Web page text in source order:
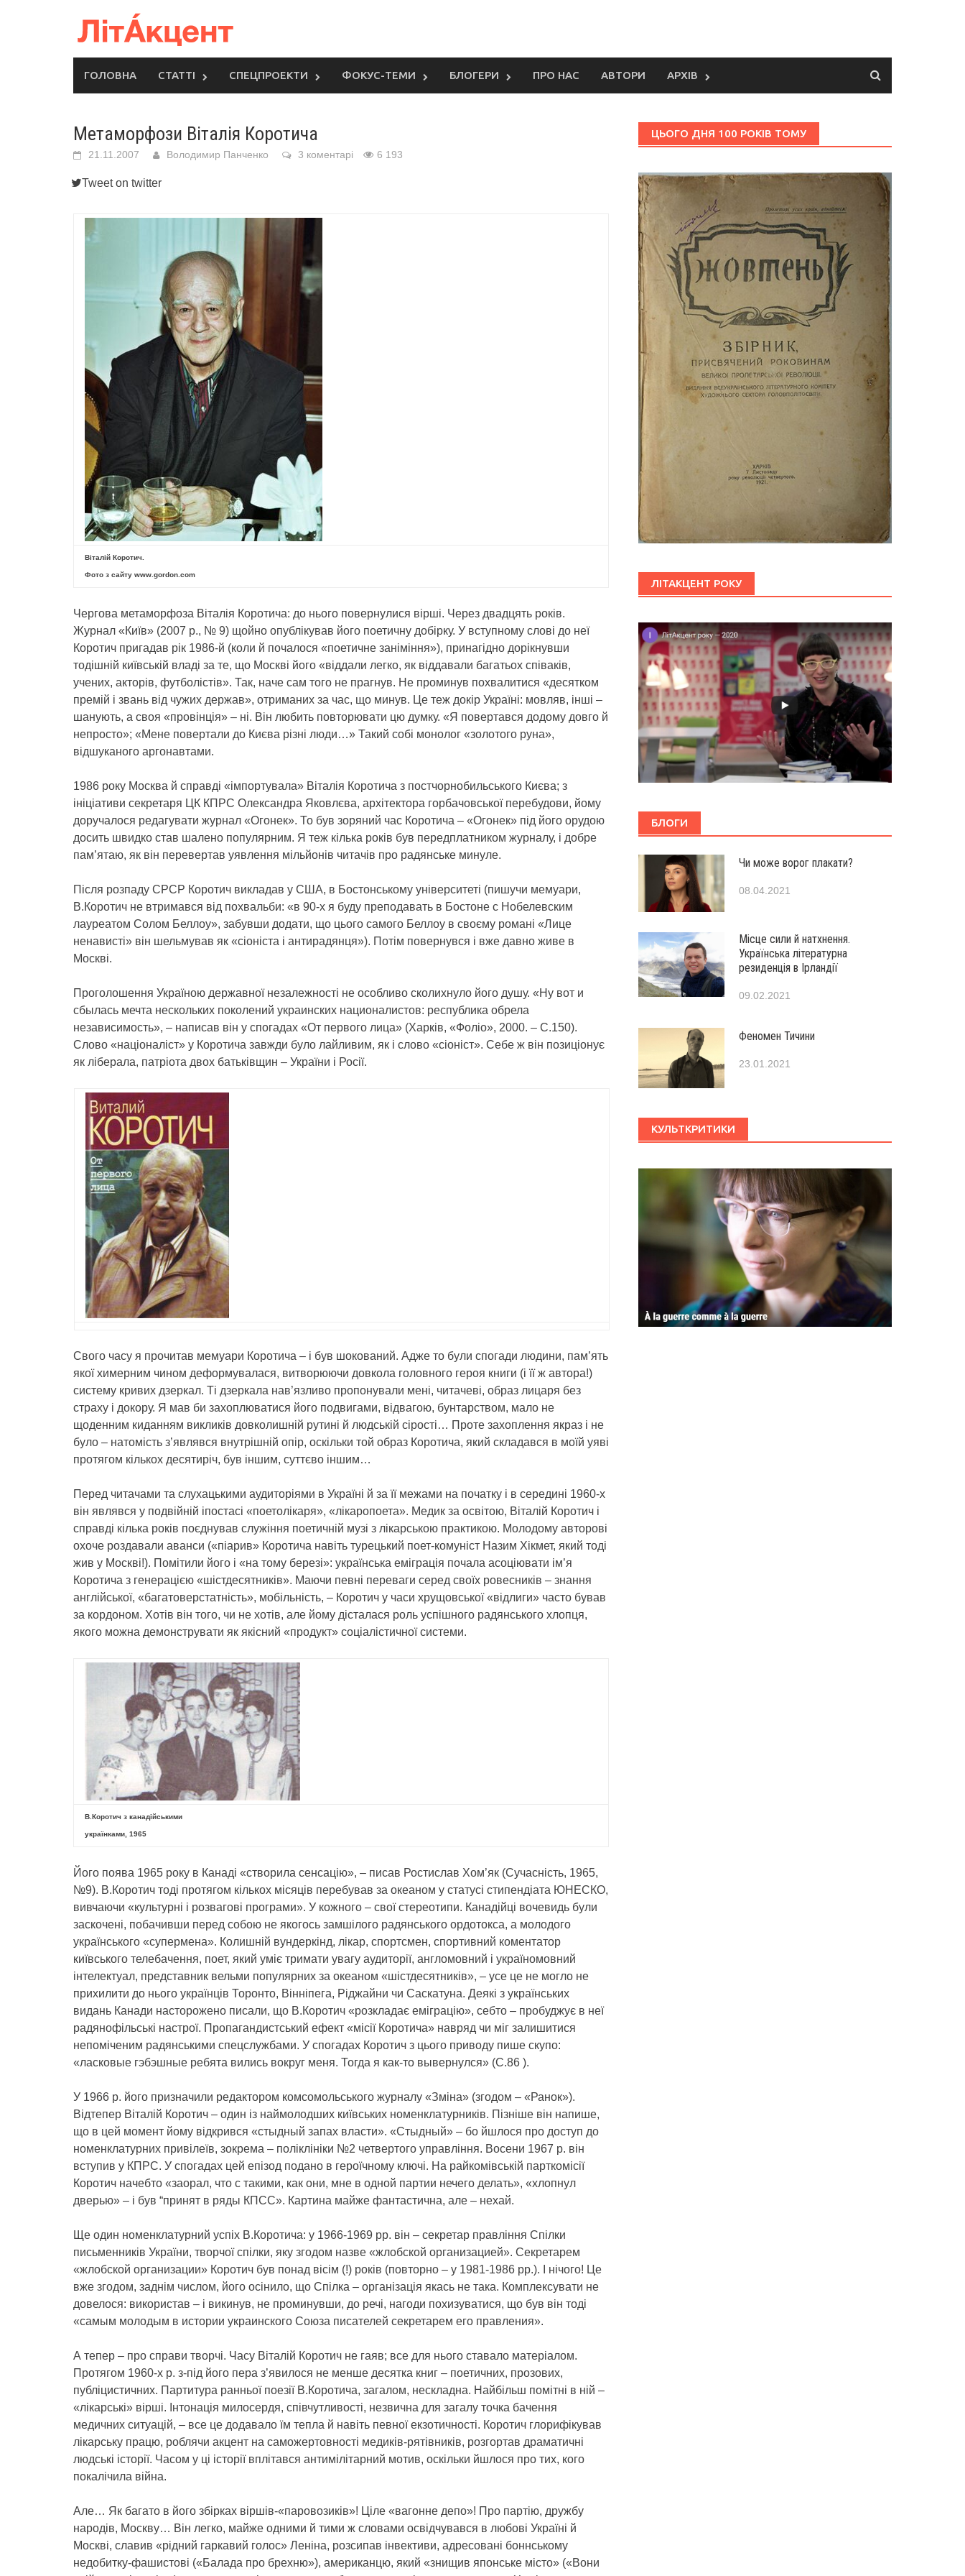
ГОЛОВНА СТАТТІ СПЕЦПРОЕКТИ ФОКУС-ТЕМИ БЛОГЕРИ ПРО НАС АВТОРИ АРХІВ
Метаморфози Віталія Коротича
21.11.2007 Володимир Панченко 3 коментарі 6 193
Tweet on twitter
Віталій Коротич.
Фото з сайту www.gordon.com
Чергова метаморфоза Віталія Коротича: до нього повернулися вірші. Через двадцять років.
Журнал «Київ» (2007 р., № 9) щойно опублікував його поетичну добірку. У вступному слові до неї
Коротич пригадав рік 1986-й (коли й почалося «поетичне заніміння»), принагідно дорікнувши
тодішній київській владі за те, що Москві його «віддали легко, як віддавали багатьох співаків,
учених, акторів, футболістів». Так, наче сам того не прагнув. Не проминув похвалитися «десятком
премій і звань від чужих держав», отриманих за час, що минув. Це теж докір Україні: мовляв, інші –
шанують, а своя «провінція» – ні. Він любить повторювати цю думку. «Я повертався додому довго й
непросто»; «Мене повертали до Києва різні люди…» Такий собі монолог «золотого руна»,
відшуканого аргонавтами.
1986 року Москва й справді «імпортувала» Віталія Коротича з постчорнобильського Києва; з
ініціативи секретаря ЦК КПРС Олександра Яковлєва, архітектора горбачовської перебудови, йому
доручалося редагувати журнал «Огонек». То був зоряний час Коротича – «Огонек» під його орудою
досить швидко став шалено популярним. Я теж кілька років був передплатником журналу, і добре
пам’ятаю, як він перевертав уявлення мільйонів читачів про радянське минуле.
Після розпаду СРСР Коротич викладав у США, в Бостонському університеті (пишучи мемуари,
В.Коротич не втримався від похвальби: «в 90-х я буду преподавать в Бостоне с Нобелевским
лауреатом Солом Беллоу», забувши додати, що цього самого Беллоу в своєму романі «Лице
ненависті» він шельмував як «сіоніста і антирадянця»). Потім повернувся і вже давно живе в
Москві.
Проголошення Україною державної незалежності не особливо сколихнуло його душу. «Ну вот и
сбылась мечта нескольких поколений украинских националистов: республика обрела
независимость», – написав він у спогадах «От первого лица» (Харків, «Фоліо», 2000. – С.150).
Слово «націоналіст» у Коротича завжди було лайливим, як і слово «сіоніст». Себе ж він позиціонує
як ліберала, патріота двох батьківщин – України і Росії.
Свого часу я прочитав мемуари Коротича – і був шокований. Адже то були спогади людини, пам’ять
якої химерним чином деформувалася, витворюючи довкола головного героя книги (і її ж автора!)
систему кривих дзеркал. Ті дзеркала нав’язливо пропонували мені, читачеві, образ лицаря без
страху і докору. Я мав би захоплюватися його подвигами, відвагою, бунтарством, мало не
щоденним киданням викликів довколишній рутині й людській сірості… Проте захоплення якраз і не
було – натомість з’являвся внутрішній опір, оскільки той образ Коротича, який складався в моїй уяві
протягом кількох десятиріч, був іншим, суттєво іншим…
Перед читачами та слухацькими аудиторіями в Україні й за її межами на початку і в середині 1960-х
він являвся у подвійній іпостасі «поетолікаря», «лікаропоета». Медик за освітою, Віталій Коротич і
справді кілька років поєднував служіння поетичній музі з лікарською практикою. Молодому авторові
охоче роздавали аванси («піарив» Коротича навіть турецький поет-комуніст Назим Хікмет, який тоді
жив у Москві!). Помітили його і «на тому березі»: українська еміграція почала асоціювати ім’я
Коротича з генерацією «шістдесятників». Маючи певні переваги серед своїх ровесників – знання
англійської, «багатоверстатність», мобільність, – Коротич у часи хрущовської «відлиги» часто бував
за кордоном. Хотів він того, чи не хотів, але йому дісталася роль успішного радянського хлопця,
якого можна демонструвати як якісний «продукт» соціалістичної системи.
В.Коротич з канадійськими
українками, 1965
Його поява 1965 року в Канаді «створила сенсацію», – писав Ростислав Хом’як (Сучасність, 1965,
№9). В.Коротич тоді протягом кількох місяців перебував за океаном у статусі стипендіата ЮНЕСКО,
вивчаючи «культурні і розвагові програми». У кожного – свої стереотипи. Канадійці вочевидь були
заскочені, побачивши перед собою не якогось замшілого радянського ордотокса, а молодого
українського «супермена». Колишній вундеркінд, лікар, спортсмен, спортивний коментатор
київського телебачення, поет, який уміє тримати увагу аудиторії, англомовний і україномовний
інтелектуал, представник вельми популярних за океаном «шістдесятників», – усе це не могло не
прихилити до нього українців Торонто, Вінніпега, Ріджайни чи Саскатуна. Деякі з українських
видань Канади насторожено писали, що В.Коротич «розкладає еміграцію», себто – пробуджує в неї
радянофільські настрої. Пропагандистський ефект «місії Коротича» навряд чи міг залишитися
непоміченим радянськими спецслужбами. У спогадах Коротич з цього приводу пише скупо:
«ласковые гэбэшные ребята вились вокруг меня. Тогда я как-то вывернулся» (С.86 ).
У 1966 р. його призначили редактором комсомольського журналу «Зміна» (згодом – «Ранок»).
Відтепер Віталій Коротич – один із наймолодших київських номенклатурників. Пізніше він напише,
що в цей момент йому відкрився «стыдный запах власти». «Стыдный» – бо йшлося про доступ до
номенклатурних привілеїв, зокрема – поліклініки №2 четвертого управління. Восени 1967 р. він
вступив у КПРС. У спогадах цей епізод подано в героїчному ключі. На райкомівській парткомісії
Коротич начебто «заорал, что с такими, как они, мне в одной партии нечего делать», «хлопнул
дверью» – і був “принят в ряды КПСС». Картина майже фантастична, але – нехай.
Ще один номенклатурний успіх В.Коротича: у 1966-1969 рр. він – секретар правління Спілки
письменників України, творчої спілки, яку згодом назве «жлобской организацией». Секретарем
«жлобской организации» Коротич був понад вісім (!) років (повторно – у 1981-1986 рр.). І нічого! Це
вже згодом, заднім числом, його осінило, що Спілка – організація якась не така. Комплексувати не
довелося: використав – і викинув, не проминувши, до речі, нагоди похизуватися, що був він тоді
«самым молодым в истории украинского Союза писателей секретарем его правления».
А тепер – про справи творчі. Часу Віталій Коротич не гаяв; все для нього ставало матеріалом.
Протягом 1960-х р. з-під його пера з’явилося не менше десятка книг – поетичних, прозових,
публіцистичних. Партитура ранньої поезії В.Коротича, загалом, нескладна. Найбільш помітні в ній –
«лікарські» вірші. Інтонація милосердя, співчутливості, незвична для загалу точка бачення
медичних ситуацій, – все це додавало їм тепла й навіть певної екзотичності. Коротич глорифікував
лікарську працю, роблячи акцент на саможертовності медиків-рятівників, розгортав драматичні
людські історії. Часом у ці історії вплітався антимілітарний мотив, оскільки йшлося про тих, кого
покалічила війна.
Але… Як багато в його збірках віршів-«паровозиків»! Ціле «вагонне депо»! Про партію, дружбу
народів, Москву… Він легко, майже одними й тими ж словами освідчувався в любові Україні й
Москві, славив «рідний гаркавий голос» Леніна, розсипав інвективи, адресовані боннському
недобитку-фашистові («Балада про брехню»), американцю, який «знищив японське місто» («Вони
ЦЬОГО ДНЯ 100 РОКІВ ТОМУ
ЛІТАКЦЕНТ РОКУ
БЛОГИ
Чи може ворог плакати?
08.04.2021
Місце сили й натхнення.
Українська літературна
резиденція в Ірландії
09.02.2021
Феномен Тичини
23.01.2021
КУЛЬТКРИТИКИ